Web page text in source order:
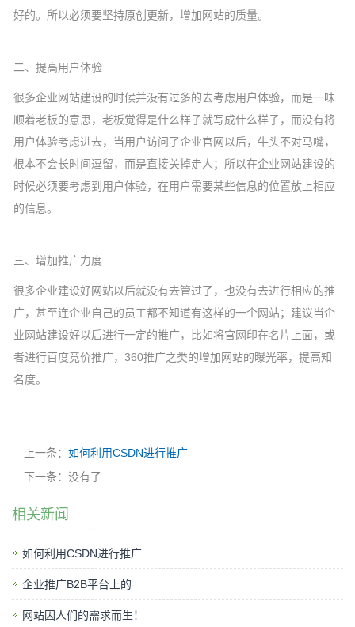
好的。所以必须要坚持原创更新，增加网站的质量。
二、提高用户体验
很多企业网站建设的时候并没有过多的去考虑用户体验，而是一味
顺着老板的意思，老板觉得是什么样子就写成什么样子，而没有将
用户体验考虑进去，当用户访问了企业官网以后，牛头不对马嘴，
根本不会长时间逗留，而是直接关掉走人；所以在企业网站建设的
时候必须要考虑到用户体验，在用户需要某些信息的位置放上相应
的信息。
三、增加推广力度
很多企业建设好网站以后就没有去管过了，也没有去进行相应的推
广，甚至连企业自己的员工都不知道有这样的一个网站；建议当企
业网站建设好以后进行一定的推广，比如将官网印在名片上面，或
者进行百度竞价推广，360推广之类的增加网站的曝光率，提高知
名度。
上一条： 如何利用CSDN进行推广
下一条：没有了
相关新闻
如何利用CSDN进行推广
企业推广B2B平台上的
网站因人们的需求而生！